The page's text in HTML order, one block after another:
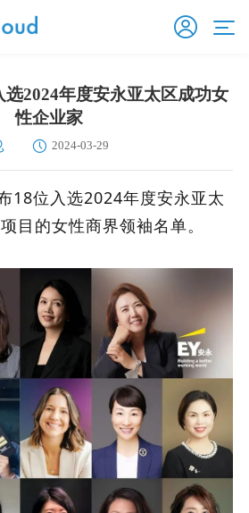
2024年度安永亚太区成功女
性企业家
2024-03-29
18位入选2024年度安永亚太
目的女性商界领袖名单。